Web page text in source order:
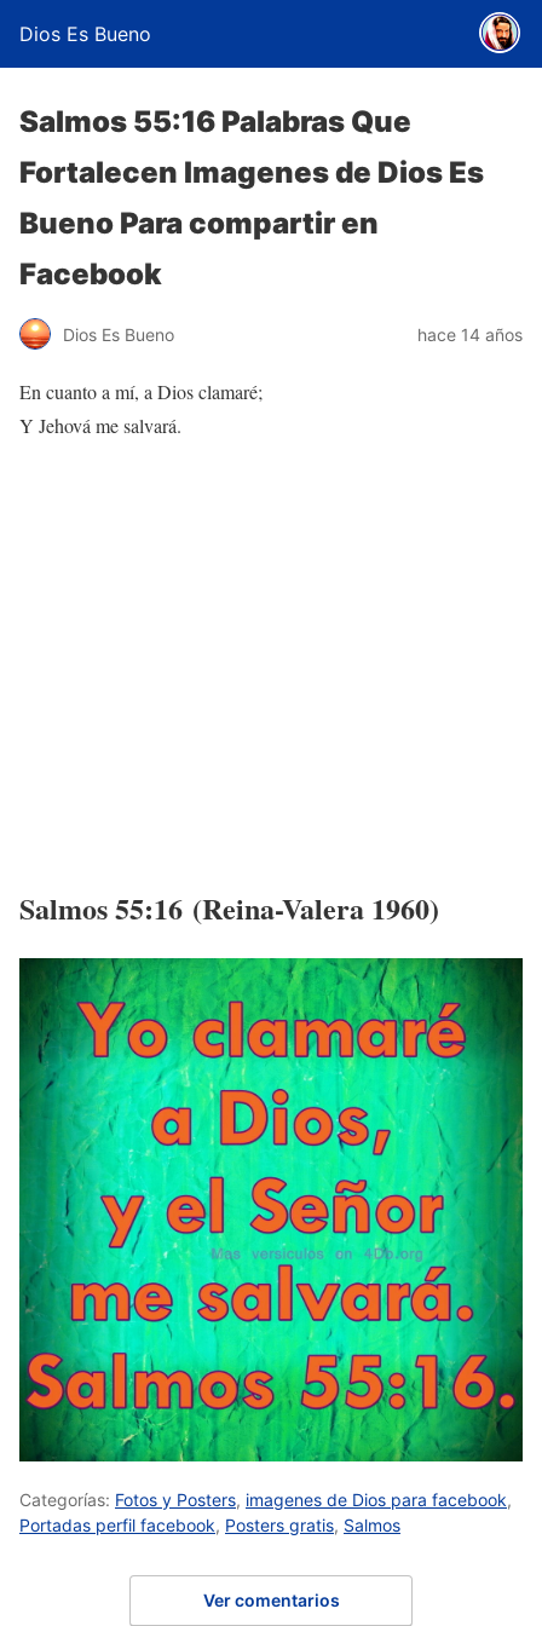
Dios Es Bueno
Salmos 55:16 Palabras Que
Fortalecen Imagenes de Dios Es
Bueno Para compartir en
Facebook
Dios Es Bueno hace 14 años
En cuanto a mí, a Dios clamaré;
Y Jehová me salvará.
Salmos 55:16 (Reina-Valera 1960)
Categorías: Fotos y Posters, imagenes de Dios para facebook,
Portadas perfil facebook, Posters gratis, Salmos
Ver comentarios